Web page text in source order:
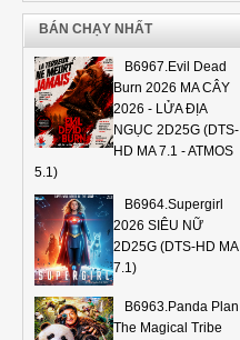
BÁN CHẠY NHẤT
B6967.Evil Dead
Burn 2026 MA CÂY
2026 - LỬA ĐỊA
NGỤC 2D25G (DTS-
HD MA 7.1 - ATMOS
5.1)
B6964.Supergirl
2026 SIÊU NỮ
2D25G (DTS-HD MA
7.1)
B6963.Panda Plan
The Magical Tribe